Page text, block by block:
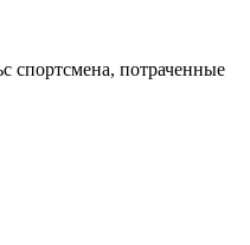
спортсмена, потраченные